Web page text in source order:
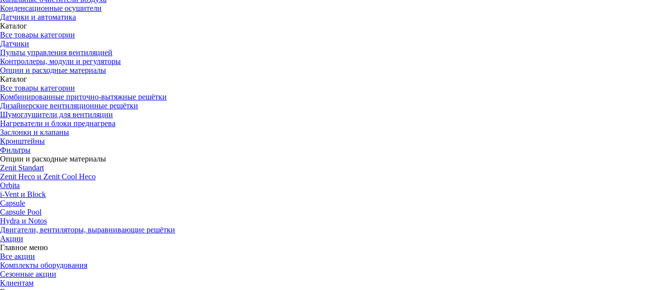
Конденсационные осушители
Датчики и автоматика
Каталог
Все товары категории
Датчики
Пульты управления вентиляцией
Контроллеры, модули и регуляторы
Опции и расходные материалы
Каталог
Все товары категории
Комбинированные приточно-вытяжные решётки
Дизайнерские вентиляционные решётки
Шумоглушители для вентиляции
Нагреватели и блоки преднагрева
Заслонки и клапаны
Кронштейны
Фильтры
Опции и расходные материалы
Zenit Standart
Zenit Heco и Zenit Cool Heco
Orbita
i-Vent и Block
Capsule
Capsule Pool
Hydra и Notos
Двигатели, вентиляторы, выравнивающие решётки
Акции
Главное меню
Все акции
Комплекты оборудования
Сезонные акции
Клиентам